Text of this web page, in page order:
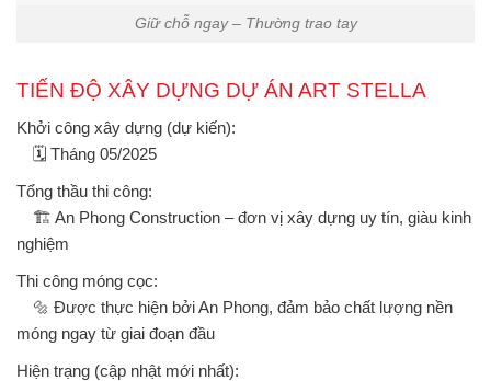
Giữ chỗ ngay – Thường trao tay
TIẾN ĐỘ XÂY DỰNG DỰ ÁN ART STELLA
Khởi công xây dựng (dự kiến):
🗓 Tháng 05/2025
Tổng thầu thi công:
🏗 An Phong Construction – đơn vị xây dựng uy tín, giàu kinh
nghiệm
Thi công móng cọc:
🔩 Được thực hiện bởiAn Phong, đảm bảo chất lượng nền
móng ngay từ giai đoạn đầu
Hiện trạng (cập nhật mới nhất):